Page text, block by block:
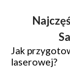
Jak
laserowej?